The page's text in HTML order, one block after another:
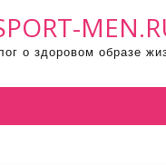
о здоровом образе